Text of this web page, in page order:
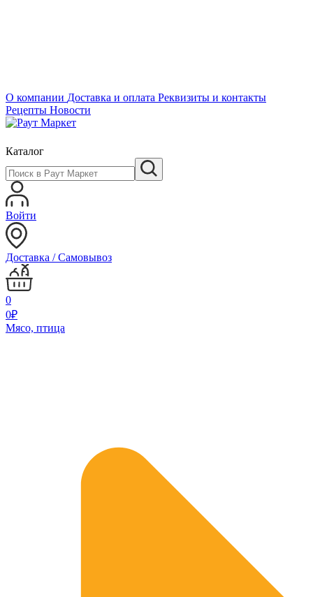
О компании Доставка и оплата Реквизиты и контакты
Рецепты Новости
Каталог
Войти
Доставка / Самовывоз
0
0₽
Мясо, птица